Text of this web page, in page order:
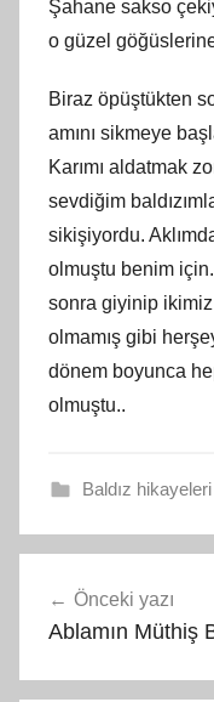
Şahane sakso
o güzel göğüslerine
Biraz öpüştükten
amını sikmeye
Karımı aldatmak
sevdiğim
sikişiyordu.
olmuştu benim
sonra giyinip
olmamış gibi
dönem boyunca
olmuştu..
Baldız hikayeleri
gezinmesi
Önceki yazı
Ablamın Müthiş